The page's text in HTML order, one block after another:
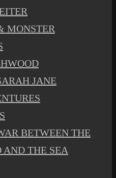
MONSTER
JANE
BETWEEN THE
AND THE SEA